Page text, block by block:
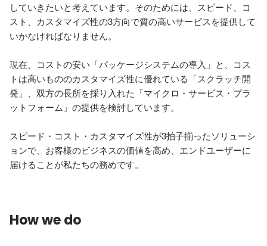
していきたいと考えています。そのためには、スピード、コ
スト、カスタマイズ性の3方向で質の高いサービスを提供して
いかなければなりません。
現在、コストの安い「パッケージシステムの導入」と、コス
トは高いもののカスタマイズ性に優れている「スクラッチ開
発」、双方の長所を採り入れた「マイクロ・サービス・プラ
ットフォーム」の提供を検討しています。
スピード・コスト・カスタマイズ性が3拍子揃ったソリューシ
ョンで、お客様のビジネスの価値を高め、エンドユーザーに
届けることが私たちの務めです。
How we do